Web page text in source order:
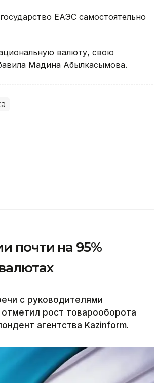
ЕАЭС самостоятельно
валюту, свою
Мадина Абылкасымова.
почти на 95%
с руководителями
рост товарооборота
агентства Kazinform.